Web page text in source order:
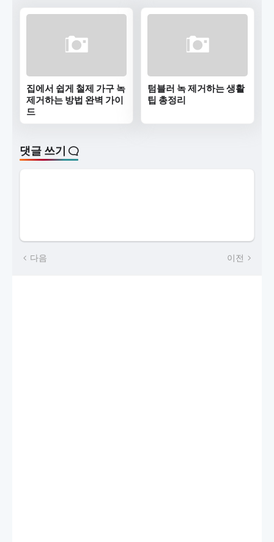
집에서 쉽게 철제 가구 녹
제거하는 방법 완벽 가이
드
텀블러 녹 제거하는 생활
팁 총정리
댓글 쓰기
다음 이전